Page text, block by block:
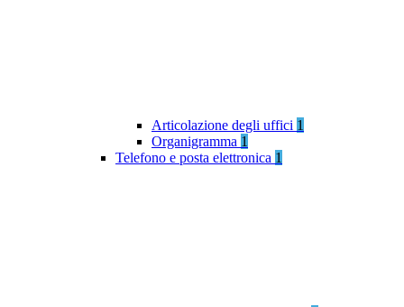
Articolazione degli uffici 1
Organigramma 1
Telefono e posta elettronica 1